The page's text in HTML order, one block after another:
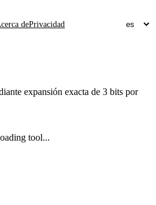
dePrivacidad
expansión exacta de 3 bits por
tool...